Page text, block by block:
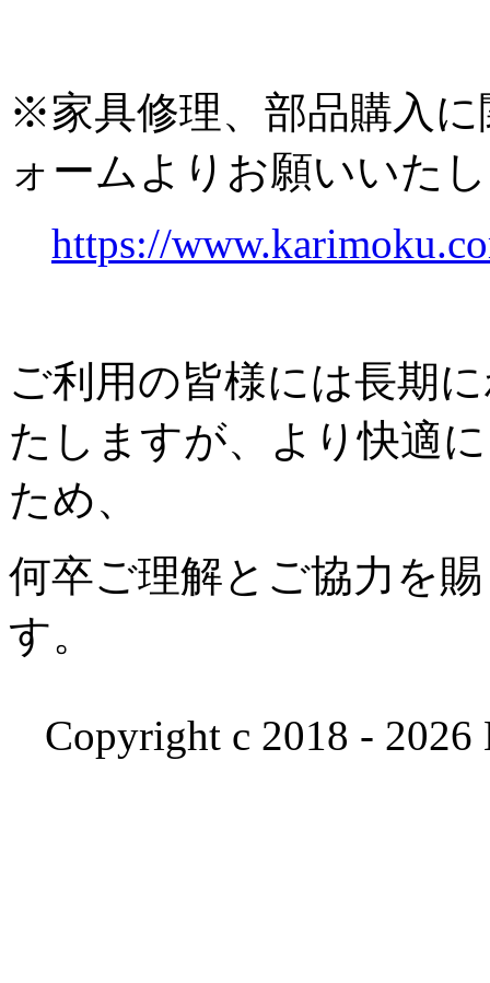
※家具修理、部品購入
ォームよりお願いいた
https://
ご利用の皆様には長期
たしますが、より快適
ため、
何卒ご理解とご協力を
す。
Copyright c 2018 -